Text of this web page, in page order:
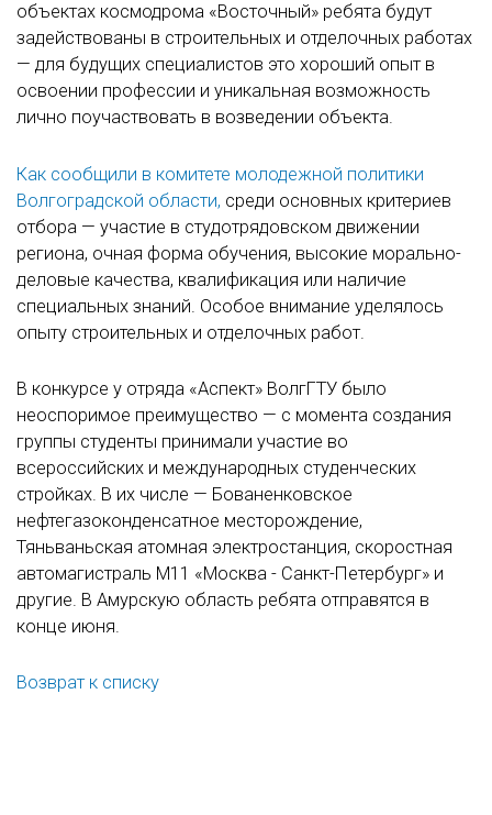
объектах космодрома «Восточный» ребята будут
задействованы в строительных и отделочных работах
— для будущих специалистов это хороший опыт в
освоении профессии и уникальная возможность
лично поучаствовать в возведении объекта.
Как сообщили в комитете молодежной политики
Волгоградской области, среди основных критериев
отбора — участие в студотрядовском движении
региона, очная форма обучения, высокие морально-
деловые качества, квалификация или наличие
специальных знаний. Особое внимание уделялось
опыту строительных и отделочных работ.
В конкурсе у отряда «Аспект» ВолгГТУ было
неоспоримое преимущество — с момента создания
группы студенты принимали участие во
всероссийских и международных студенческих
стройках. В их числе — Бованенковское
нефтегазоконденсатное месторождение,
Тяньваньская атомная электростанция, скоростная
автомагистраль М11 «Москва - Санкт-Петербург» и
другие. В Амурскую область ребята отправятся в
конце июня.
Возврат к списку